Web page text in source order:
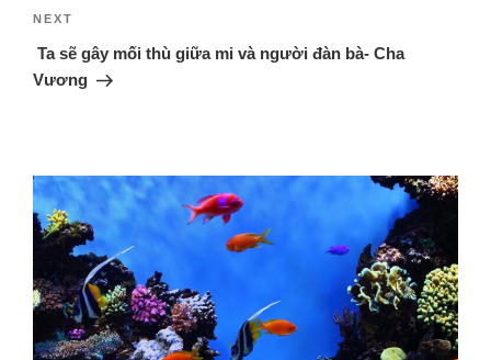
NEXT
Ta sẽ gây mối thù giữa mi và người ​đàn bà- Cha
Vương